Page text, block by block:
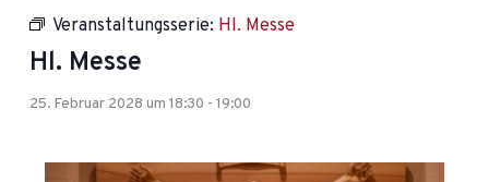
Veranstaltungsserie: Hl. Messe
Hl. Messe
25. Februar 2028 um 18:30 -19:00